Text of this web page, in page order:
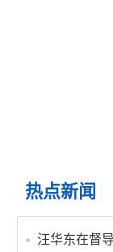
热点新闻